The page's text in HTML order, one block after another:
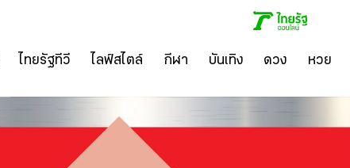
ไทยรัฐทีวี ไลฟ์สไตล์ กีฬา บันเทิง ดวง หวย